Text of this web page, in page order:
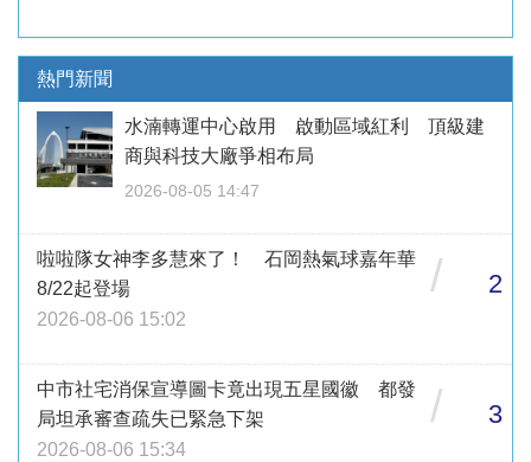
熱門新聞
水湳轉運中心啟用 啟動區域紅利 頂級建
商與科技大廠爭相布局
2026-08-05 14:47
啦啦隊女神李多慧來了！ 石岡熱氣球嘉年華
8/22起登場
2026-08-06 15:02
/ 2
中市社宅消保宣導圖卡竟出現五星國徽 都發
局坦承審查疏失已緊急下架
2026-08-06 15:34
/ 3